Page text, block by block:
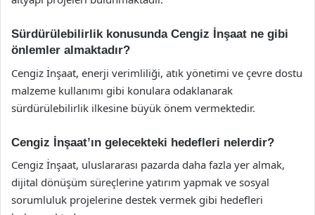
Sürdürülebilirlik konusunda Cengiz İnşaat ne gibi
önlemler almaktadır?
Cengiz İnşaat, enerji verimliliği, atık yönetimi ve çevre dostu
malzeme kullanımı gibi konulara odaklanarak
sürdürülebilirlik ilkesine büyük önem vermektedir.
Cengiz İnşaat’ın gelecekteki hedefleri nelerdir?
Cengiz İnşaat, uluslararası pazarda daha fazla yer almak,
dijital dönüşüm süreçlerine yatırım yapmak ve sosyal
sorumluluk projelerine destek vermek gibi hedefleri